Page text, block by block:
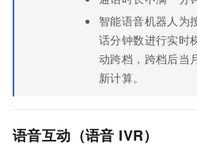
智能语音机器人为
话分钟数进行实时
动跨档，跨档后当
新计算。
语音互动（语音 IVR）